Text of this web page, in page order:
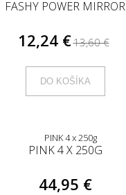
FASHY POWER MIRROR
12,24 €13,60 €
DO KOŠÍKA
PINK 4 X 250G
44,95 €